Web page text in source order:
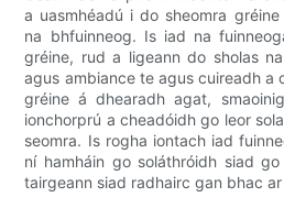
a uasmhéadú i do sheomra
na bhfuinneog. Is iad na
gréine, rud a ligeann do sholas
agus ambiance te agus cuireadh a
gréine á dhearadh agat,
ionchorprú a cheadóidh go leor
seomra. Is rogha iontach iad
ní hamháin go soláthróidh siad
tairgeann siad radhairc gan bhac